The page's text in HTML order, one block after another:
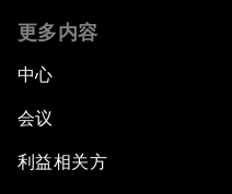
更多内容
中心
会议
利益相关方